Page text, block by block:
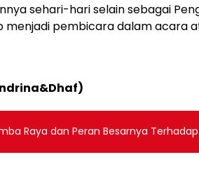
sehari-hari selain sebagai
menjadi pembicara dalam acara
&Dhaf)
Raya dan Peran Besarnya